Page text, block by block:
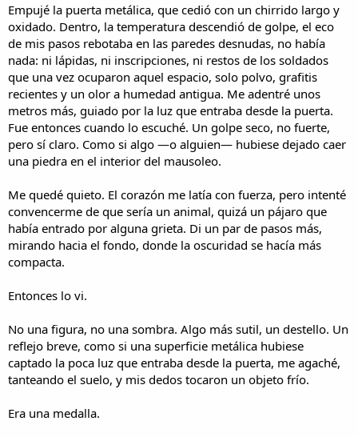
Empujé la puerta metálica, que cedió con un chirrido largo y
oxidado. Dentro, la temperatura descendió de golpe, el eco
de mis pasos rebotaba en las paredes desnudas, no había
nada: ni lápidas, ni inscripciones, ni restos de los soldados
que una vez ocuparon aquel espacio, solo polvo, grafitis
recientes y un olor a humedad antigua. Me adentré unos
metros más, guiado por la luz que entraba desde la puerta.
Fue entonces cuando lo escuché. Un golpe seco, no fuerte,
pero sí claro. Como si algo —o alguien— hubiese dejado caer
una piedra en el interior del mausoleo.
Me quedé quieto. El corazón me latía con fuerza, pero intenté
convencerme de que sería un animal, quizá un pájaro que
había entrado por alguna grieta. Di un par de pasos más,
mirando hacia el fondo, donde la oscuridad se hacía más
compacta.
Entonces lo vi.
No una figura, no una sombra. Algo más sutil, un destello. Un
reflejo breve, como si una superficie metálica hubiese
captado la poca luz que entraba desde la puerta, me agaché,
tanteando el suelo, y mis dedos tocaron un objeto frío.
Era una medalla.